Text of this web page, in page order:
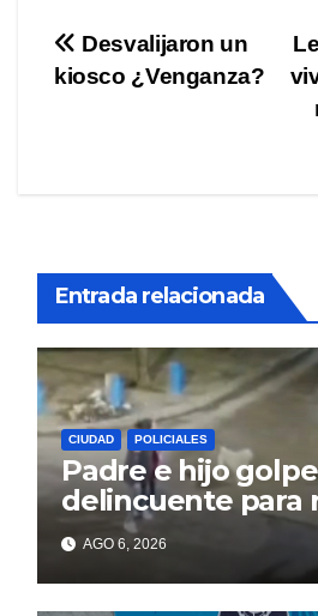
Navegación
Desvalijaron un
kiosco ¿Venganza?
Entrada relacionada
CIUDAD POLICIALES
Padre e hijo
delincuente para
un celular robado
AGO 6, 2026